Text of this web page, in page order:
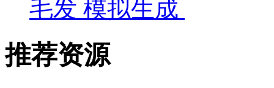
毛发 模拟生成
推荐资源